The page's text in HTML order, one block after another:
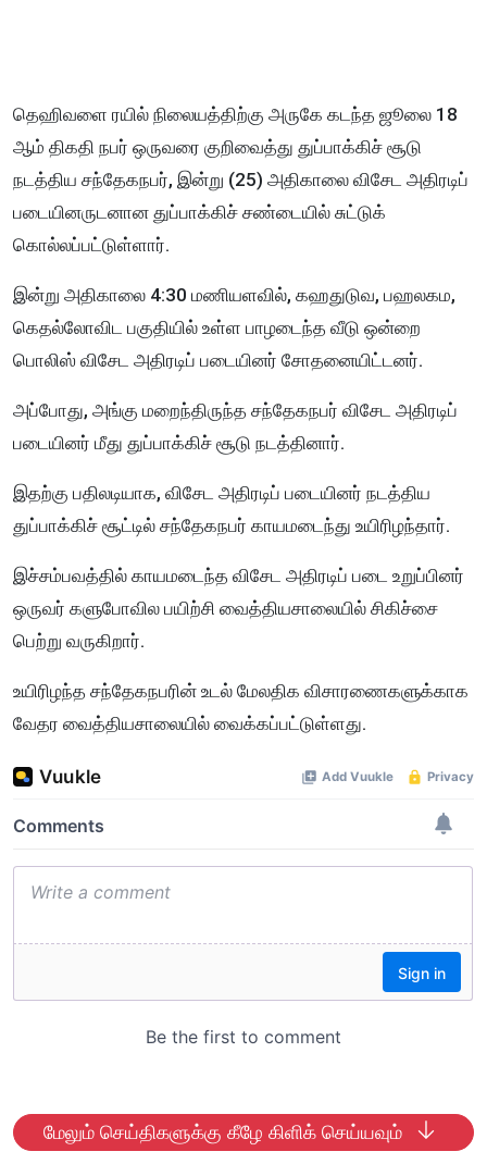
தெஹிவளை ரயில் நிலையத்திற்கு அருகே கடந்த ஜூலை 18
ஆம் திகதி நபர் ஒருவரை குறிவைத்து துப்பாக்கிச் சூடு
நடத்திய சந்தேகநபர், இன்று (25) அதிகாலை விசேட அதிரடிப்
படையினருடனான துப்பாக்கிச் சண்டையில் சுட்டுக்
கொல்லப்பட்டுள்ளார்.
இன்று அதிகாலை 4:30 மணியளவில், கஹதுடுவ, பஹலகம,
கெதல்லோவிட பகுதியில் உள்ள பாழடைந்த வீடு ஒன்றை
பொலிஸ் விசேட அதிரடிப் படையினர் சோதனையிட்டனர்.
அப்போது, அங்கு மறைந்திருந்த சந்தேகநபர் விசேட அதிரடிப்
படையினர் மீது துப்பாக்கிச் சூடு நடத்தினார்.
இதற்கு பதிலடியாக, விசேட அதிரடிப் படையினர் நடத்திய
துப்பாக்கிச் சூட்டில் சந்தேகநபர் காயமடைந்து உயிரிழந்தார்.
இச்சம்பவத்தில் காயமடைந்த விசேட அதிரடிப் படை உறுப்பினர்
ஒருவர் களுபோவில பயிற்சி வைத்தியசாலையில் சிகிச்சை
பெற்று வருகிறார்.
உயிரிழந்த சந்தேகநபரின் உடல் மேலதிக விசாரணைகளுக்காக
வேதர வைத்தியசாலையில் வைக்கப்பட்டுள்ளது.
மேலும் செய்திகளுக்கு கீழே கிளிக் செய்யவும்